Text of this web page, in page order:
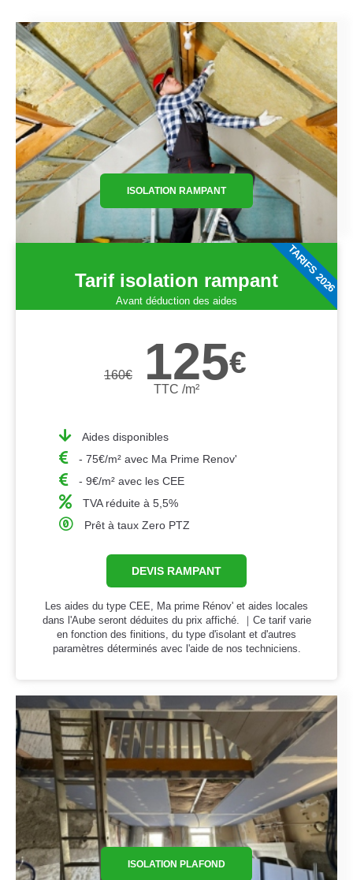
ISOLATION RAMPANT
Tarif isolation rampant
Avant déduction des aides
160€ 125€
TTC /m²
Aides disponibles
- 75€/m² avec Ma Prime Renov'
- 9€/m² avec les CEE
TVA réduite à 5,5%
Prêt à taux Zero PTZ
DEVIS RAMPANT
Les aides du type CEE, Ma prime Rénov' et aides locales
dans l'Aube seront déduites du prix affiché. ｜Ce tarif varie
en fonction des finitions, du type d'isolant et d'autres
paramètres déterminés avec l'aide de nos techniciens.
TARIFS 2026
ISOLATION PLAFOND